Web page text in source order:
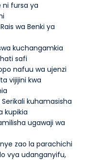
ni fursa ya
wa Benki ya
kuchangamkia
safi
nafuu wa ujenzi
vijijini kwa
kuhamasisha
kupikia
ugawaji wa
zao la parachichi
vya udanganyifu,